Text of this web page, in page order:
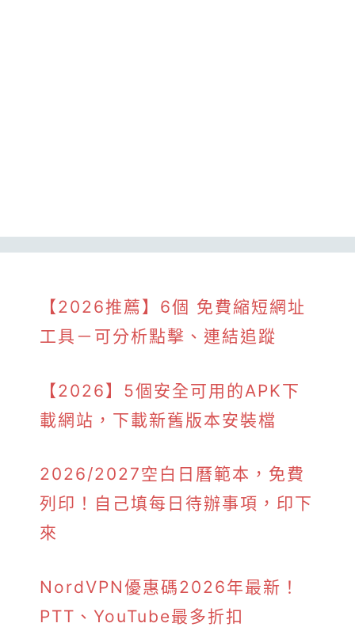
【2026推薦】6個 免費縮短網址
工具－可分析點擊、連結追蹤
【2026】5個安全可用的APK下
載網站，下載新舊版本安裝檔
2026/2027空白日曆範本，免費
列印！自己填每日待辦事項，印下
來
NordVPN優惠碼2026年最新！
PTT、YouTube最多折扣